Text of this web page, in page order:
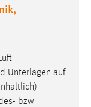
Unterlagen auf
bzw